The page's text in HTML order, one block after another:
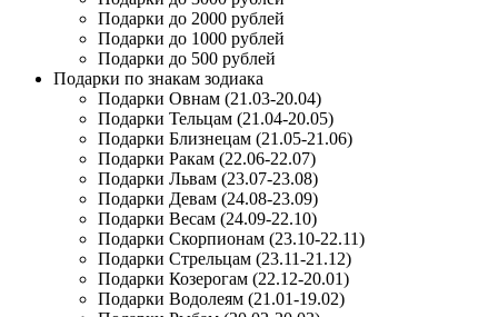
Подарки до 2000 рублей
Подарки до 1000 рублей
Подарки до 500 рублей
Подарки по знакам зодиака
Подарки Овнам (21.03-20.04)
Подарки Тельцам (21.04-20.05)
Подарки Близнецам (21.05-21.06)
Подарки Ракам (22.06-22.07)
Подарки Львам (23.07-23.08)
Подарки Девам (24.08-23.09)
Подарки Весам (24.09-22.10)
Подарки Скорпионам (23.10-22.11)
Подарки Стрельцам (23.11-21.12)
Подарки Козерогам (22.12-20.01)
Подарки Водолеям (21.01-19.02)